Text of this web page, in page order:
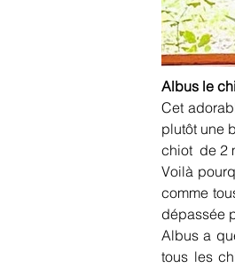
Albus le
Cet
plutôt une
chiot  de
Voilà
comme
dépassée
Albus a
tous les